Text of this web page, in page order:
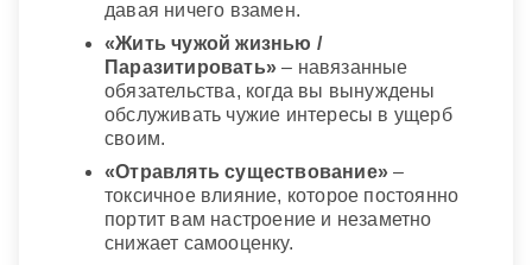
давая ничего взамен.
«Жить чужой жизнью /
Паразитировать» – навязанные
обязательства, когда вы вынуждены
обслуживать чужие интересы в ущерб
своим.
«Отравлять существование» –
токсичное влияние, которое постоянно
портит вам настроение и незаметно
снижает самооценку.